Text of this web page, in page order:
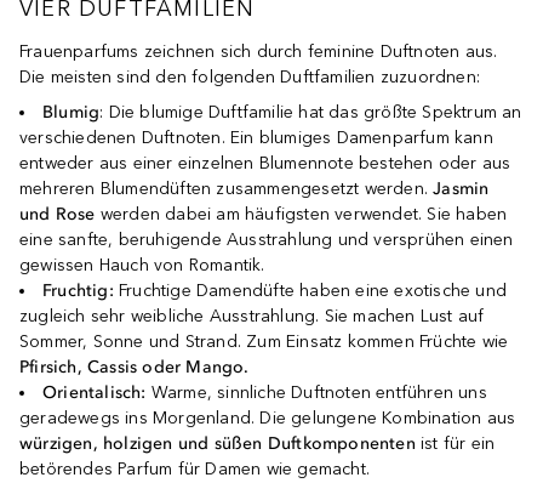
VIER DUFTFAMILIEN
Frauenparfums zeichnen sich durch feminine Duftnoten aus.
Die meisten sind den folgenden Duftfamilien zuzuordnen:
Blumig: Die blumige Duftfamilie hat das größte Spektrum an
verschiedenen Duftnoten. Ein blumiges Damenparfum kann
entweder aus einer einzelnen Blumennote bestehen oder aus
mehreren Blumendüften zusammengesetzt werden.Jasmin
und Rose werden dabei am häufigsten verwendet. Sie haben
eine sanfte, beruhigende Ausstrahlung und versprühen einen
gewissen Hauch von Romantik.
Fruchtig: Fruchtige Damendüfte haben eine exotische und
zugleich sehr weibliche Ausstrahlung. Sie machen Lust auf
Sommer, Sonne und Strand. Zum Einsatz kommen Früchte wie
Pfirsich, Cassis oder Mango.
Orientalisch: Warme, sinnliche Duftnoten entführen uns
geradewegs ins Morgenland. Die gelungene Kombination aus
würzigen, holzigen und süßen Duftkomponenten ist für ein
betörendes Parfum für Damen wie gemacht.